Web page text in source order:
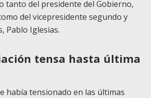
tanto del presidente del Gobierno,
del vicepresidente segundo y
Pablo Iglesias.
tensa hasta última
había tensionado en las últimas